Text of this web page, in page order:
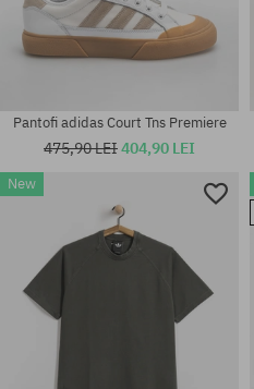
Mărimi existente:
Pantofi adidas Court Tns Premiere
475,90 LEI404,90 LEI
New